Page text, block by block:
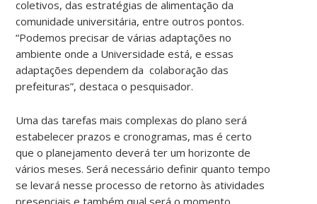
coletivos, das estratégias de alimentação da
comunidade universitária, entre outros pontos.
“Podemos precisar de várias adaptações no
ambiente onde a Universidade está, e essas
adaptações dependem da colaboração das
prefeituras”, destaca o pesquisador.
Uma das tarefas mais complexas do plano será
estabelecer prazos e cronogramas, mas é certo
que o planejamento deverá ter um horizonte de
vários meses. Será necessário definir quanto tempo
se levará nesse processo de retorno às atividades
presenciais e também qual será o momento